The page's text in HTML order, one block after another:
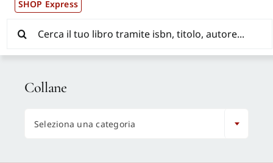
SHOP Express
Pubblicazioni
News ed Eventi
Distribuzione Wolrdwide
CONSIP / MEPA / ANVUR / CINECA
per:
Collane
Seleziona una categoria